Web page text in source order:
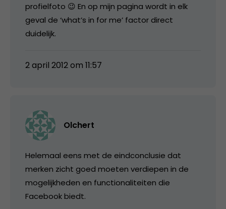
profielfoto 😉 En op mijn pagina wordt in elk
geval de ‘what’s in for me’ factor direct
duidelijk.
2 april 2012 om 11:57
Olchert
Helemaal eens met de eindconclusie dat
merken zicht goed moeten verdiepen in de
mogelijkheden en functionaliteiten die
Facebook biedt.